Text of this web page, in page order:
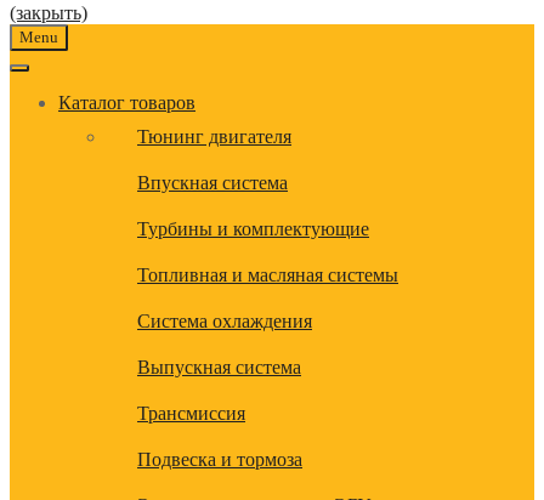
(закрыть)
Menu
Каталог товаров
Тюнинг двигателя
Впускная система
Турбины и комплектующие
Топливная и масляная системы
Система охлаждения
Выпускная система
Трансмиссия
Подвеска и тормоза